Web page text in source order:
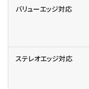
バリューエッジ対応
ステレオエッジ対応